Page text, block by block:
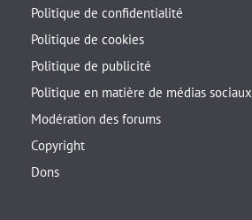
Politique de confidentialité
Politique de cookies
Politique de publicité
Politique en matière de médias sociaux
Modération des forums
Copyright
Dons